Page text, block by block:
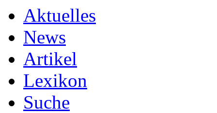
Aktuelles
News
Artikel
Lexikon
Suche